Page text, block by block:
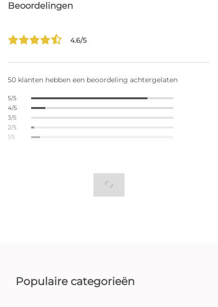
Beoordelingen
4.6/5
50 klanten hebben een beoordeling achtergelaten
5/5
4/5
3/5
2/5
1/5
Populaire categorieën